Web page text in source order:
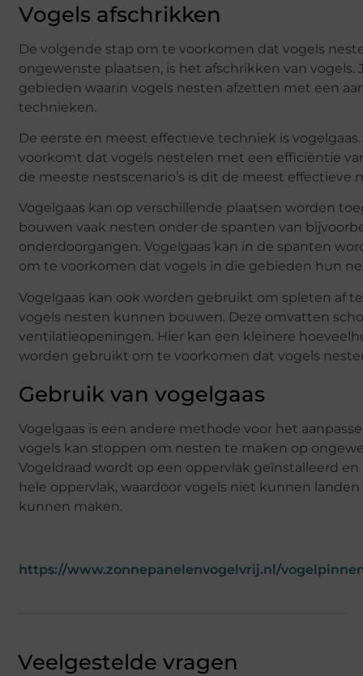
Vogels afschrikken
De volgende stap om te voorkomen dat vogels
ongewenste plaatsen, is het afschrikken van vogels.
gebieden waarin vogels nesten afzetten met een
technieken.
De eerste en meest effectieve techniek is vogelgaas.
voorkomt dat vogels nestelen met een efficiëntie
de meeste nestscenario’s is dit de meest effectieve
Vogelgaas kan op verschillende plaatsen worden
bouwen vaak nesten onder de spanten van
onderdoorgangen. Vogelgaas kan in de spanten
om te voorkomen dat vogels in die gebieden hun
Vogelgaas kan ook worden gebruikt om spleten af
vogels nesten kunnen bouwen. Deze omvatten
ventilatieopeningen. Hier kan een kleinere
worden gebruikt om te voorkomen dat vogels
Gebruik van vogelgaas
Vogelgaas is een andere methode voor het
vogels kan stoppen om nesten te maken op
Vogeldraad wordt op een oppervlak geïnstalleerd
hele oppervlak, waardoor vogels niet kunnen
kunnen maken.
https://www.zonnepanelenvogelvrij.nl/
Veelgestelde vragen